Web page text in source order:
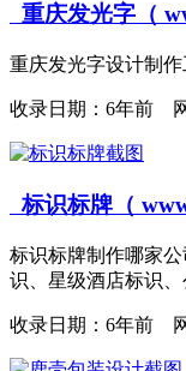
重庆发光字（
重庆发光字设计制
收录日期： 6年前
标识标牌（
标识标牌制作哪家
识、星级酒店标识
收录日期： 6年前